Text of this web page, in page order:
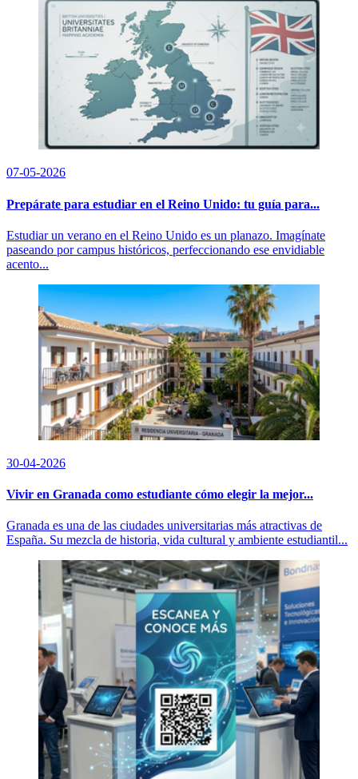
07-05-2026
Prepárate para estudiar en el Reino Unido: tu guía para...
Estudiar un verano en el Reino Unido es un planazo. Imagínate
paseando por campus históricos, perfeccionando ese envidiable
acento...
30-04-2026
Vivir en Granada como estudiante cómo elegir la mejor...
Granada es una de las ciudades universitarias más atractivas de
España. Su mezcla de historia, vida cultural y ambiente estudiantil...